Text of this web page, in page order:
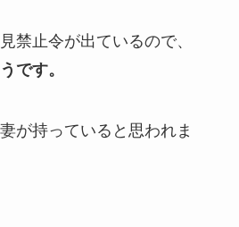
禁止令が出ているので、
です。
が持っていると思われま